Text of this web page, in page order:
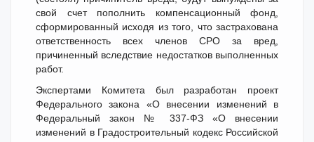
свой счет пополнить компенсационный фонд,
сформированный исходя из того, что застрахована
ответственность всех членов СРО за вред,
причиненный вследствие недостатков выполненных
работ.
Экспертами Комитета был разработан проект
Федерального закона «О внесении изменений в
Федеральный закон № 337-ФЗ «О внесении
изменений в Градостроительный кодекс Российской